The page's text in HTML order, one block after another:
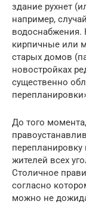
здание рухнет
например,
водоснабжения.
кирпичные или
старых домов
новостройках
существенно
До того
перепланировку
жителей всех
Столичное
согласно
можно не